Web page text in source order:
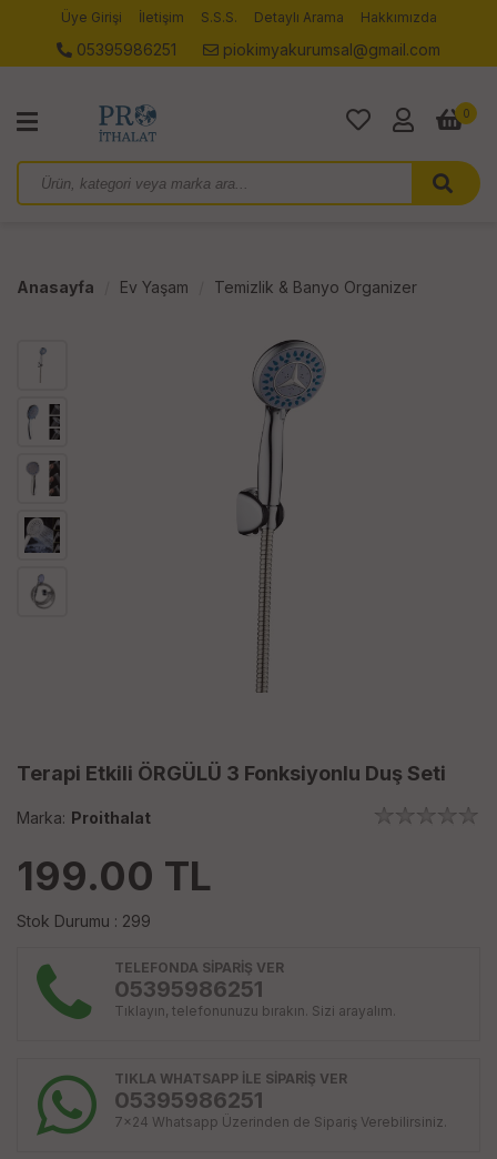
Üye Girişi İletişim S.S.S. Detaylı Arama Hakkımızda
05395986251 piokimyakurumsal@gmail.com
0
Anasayfa Ev Yaşam Temizlik & Banyo Organizer
Terapi Etkili ÖRGÜLÜ 3 Fonksiyonlu Duş Seti
Marka: Proithalat
199.00 TL
Stok Durumu : 299
TELEFONDA SİPARİŞ VER
05395986251
Tıklayın, telefonunuzu bırakın. Sizi arayalım.
TIKLA WHATSAPP İLE SİPARİŞ VER
05395986251
7x24 Whatsapp Üzerinden de Sipariş Verebilirsiniz.